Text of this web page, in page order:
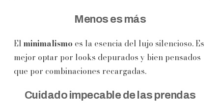
Menos es más
El minimalismo es la esencia del lujo silencioso. Es
mejor optar por looks depurados y bien pensados
que por combinaciones recargadas.
Cuidado impecable de las prendas